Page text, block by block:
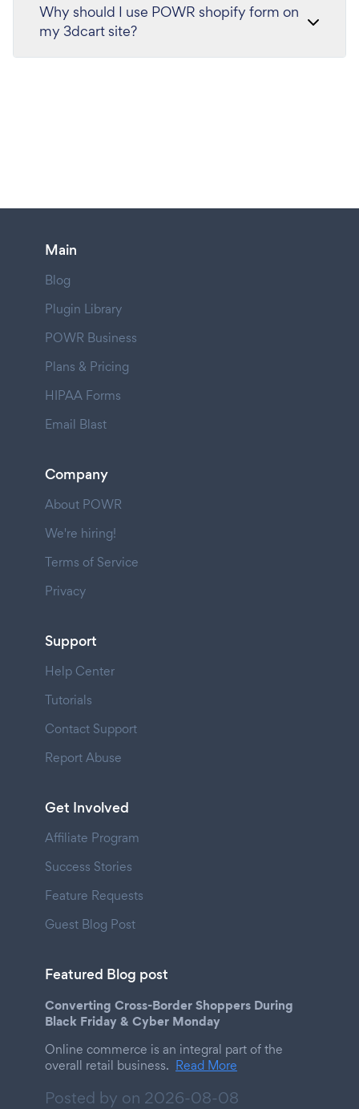
Why should I use POWR shopify form on
my 3dcart site?
Main
Blog
Plugin Library
POWR Business
Plans & Pricing
HIPAA Forms
Email Blast
Company
About POWR
We're hiring!
Terms of Service
Privacy
Support
Help Center
Tutorials
Contact Support
Report Abuse
Get Involved
Affiliate Program
Success Stories
Feature Requests
Guest Blog Post
Featured Blog post
Converting Cross-Border Shoppers During
Black Friday & Cyber Monday
Online commerce is an integral part of the
overall retail business. Read More
Posted by on 2026-08-08